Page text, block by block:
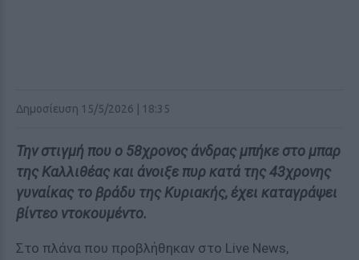
Δημοσίευση 15/5/2026 | 18:35
Την στιγμή που ο 58χρονος άνδρας μπήκε στο μπαρ
της Καλλιθέας και άνοιξε πυρ κατά της 43χρονης
γυναίκας το βράδυ της Κυριακής, έχει καταγράψει
βίντεο ντοκουμέντο.
Στο πλάνα που προβλήθηκαν στο Live News,